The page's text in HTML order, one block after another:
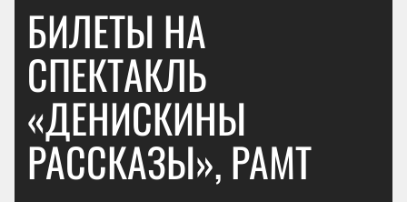
БИЛЕТЫ НА
СПЕКТАКЛЬ
«ДЕНИСКИНЫ
РАССКАЗЫ», РАМТ